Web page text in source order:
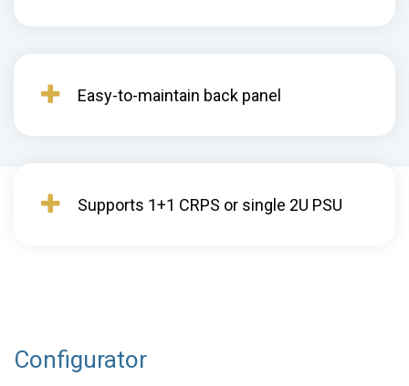
Easy-to-maintain back panel
Supports 1+1 CRPS or single 2U PSU
Configurator